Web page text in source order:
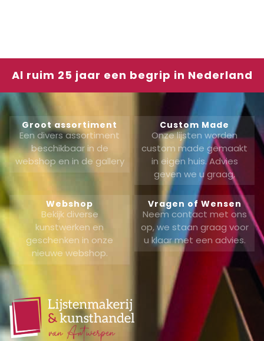
Al ruim 25 jaar een begrip in Nederland
Groot assortiment
Een divers assortiment
beschikbaar in de
webshop en in de gallery
Custom Made
Onze lijsten worden
custom made gemaakt
in eigen huis. Advies
geven we u graag,
Webshop
Bekijk diverse
kunstwerken en
geschenken in onze
nieuwe webshop.
Vragen of Wensen
Neem contact met ons
op, we staan graag voor
u klaar met een advies.